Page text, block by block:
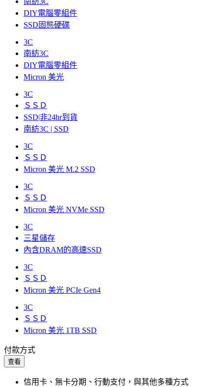
DIY電腦零組件
SSD固態硬碟
3C
南紡3C
DIY電腦零組件
Micron 美光
3C
ＳＳＤ
SSD|非24hr到貨
南紡3C | SSD
3C
ＳＳＤ
Micron 美光 M.2 SSD
3C
ＳＳＤ
Micron 美光 NVMe SSD
3C
三星儲存
內含DRAM的高速SSD
3C
ＳＳＤ
Micron 美光 PCIe Gen4
3C
ＳＳＤ
Micron 美光 1TB SSD
付款方式
查看
信用卡、無卡分期、行動支付，與其他多種方式